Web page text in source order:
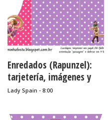
Enredados (Rapunzel):
tarjetería, imágenes y
fondos para imprimir
Lady Spain - 8:00